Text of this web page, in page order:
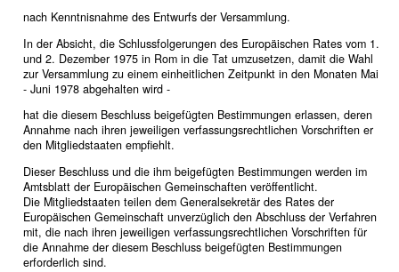
nach Kenntnisnahme des Entwurfs der Versammlung.
In der Absicht, die Schlussfolgerungen des Europäischen Rates vom 1.
und 2. Dezember 1975 in Rom in die Tat umzusetzen, damit die Wahl
zur Versammlung zu einem einheitlichen Zeitpunkt in den Monaten Mai
- Juni 1978 abgehalten wird -
hat die diesem Beschluss beigefügten Bestimmungen erlassen, deren
Annahme nach ihren jeweiligen verfassungsrechtlichen Vorschriften er
den Mitgliedstaaten empfiehlt.
Dieser Beschluss und die ihm beigefügten Bestimmungen werden im
Amtsblatt der Europäischen Gemeinschaften veröffentlicht.
Die Mitgliedstaaten teilen dem Generalsekretär des Rates der
Europäischen Gemeinschaft unverzüglich den Abschluss der Verfahren
mit, die nach ihren jeweiligen verfassungsrechtlichen Vorschriften für
die Annahme der diesem Beschluss beigefügten Bestimmungen
erforderlich sind.